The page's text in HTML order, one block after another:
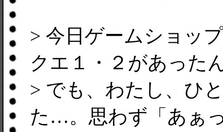
> 今日ゲームショッ
クエ１・２があった
> でも、わたし、ひ
た…。思わず「あぁ